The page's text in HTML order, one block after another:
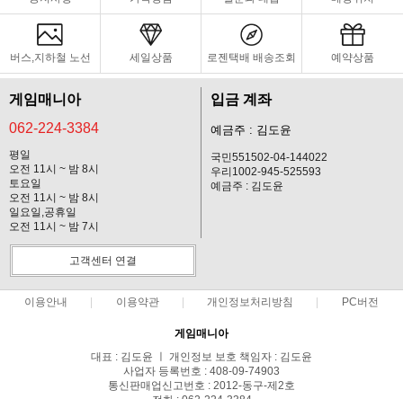
버스,지하철 노선 세일상품 로젠택배 배송조회 예약상품
게임매니아
062-224-3384
평일
오전 11시 ~ 밤 8시
토요일
오전 11시 ~ 밤 8시
일요일,공휴일
오전 11시 ~ 밤 7시
입금 계좌
예금주 : 김도윤
국민551502-04-144022
우리1002-945-525593
예금주 : 김도윤
고객센터 연결
이용안내 이용약관 개인정보처리방침 PC버전
게임매니아
대표 : 김도윤 ㅣ 개인정보 보호 책임자 : 김도윤
사업자 등록번호 : 408-09-74903
통신판매업신고번호 : 2012-동구-제2호